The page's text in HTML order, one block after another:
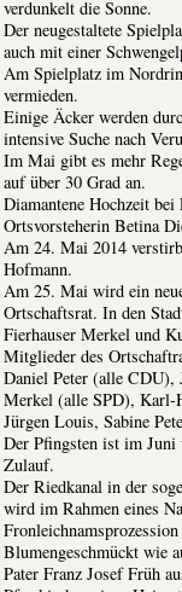
verdunkelt die Sonne.
Der neugestaltete
auch mit einer
Am Spielplatz im
vermieden.
Einige Äcker werden
intensive Suche nach
Im Mai gibt es mehr
auf über 30 Grad an.
Diamantene Hochzeit
Ortsvorsteherin Betina
Am 24. Mai 2014
Hofmann.
Am 25. Mai wird ein
Ortschaftsrat. In den
Fierhauser Merkel und
Mitglieder des
Daniel Peter (alle CDU),
Merkel (alle SPD), Karl-
Jürgen Louis, Sabine
Der Pfingsten ist im Juni
Zulauf.
Der Riedkanal in der
wird im Rahmen eines
Blumengeschmückt wie
Pater Franz Josef Früh